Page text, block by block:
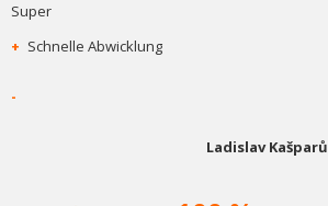
Super
+ Schnelle Abwicklung
-
Ladislav Kašparů